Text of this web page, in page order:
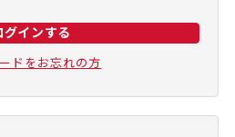
グインする
ドをお忘れの方